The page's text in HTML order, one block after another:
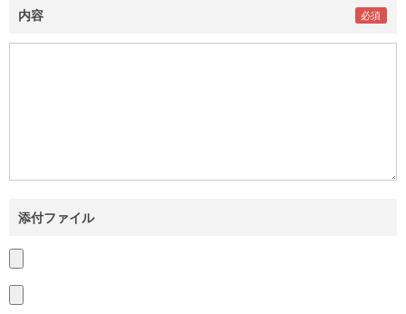
内容
添付ファイル